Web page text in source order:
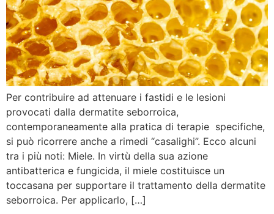
Per contribuire ad attenuare i fastidi e le lesioni
provocati dalla dermatite seborroica,
contemporaneamente alla pratica di terapie specifiche,
si può ricorrere anche a rimedi “casalighi”. Ecco alcuni
tra i più noti: Miele. In virtù della sua azione
antibatterica e fungicida, il miele costituisce un
toccasana per supportare il trattamento della dermatite
seborroica. Per applicarlo, […]